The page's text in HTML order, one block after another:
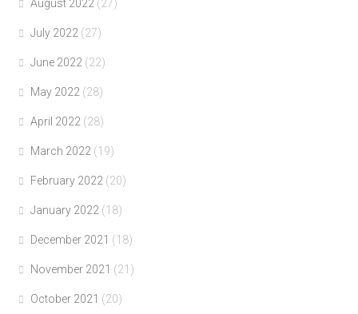
August 2022 (27)
July 2022 (27)
June 2022 (22)
May 2022 (28)
April 2022 (28)
March 2022 (19)
February 2022 (20)
January 2022 (18)
December 2021 (18)
November 2021 (21)
October 2021 (20)